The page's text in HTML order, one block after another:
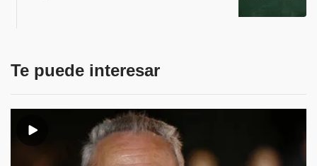
Te puede interesar